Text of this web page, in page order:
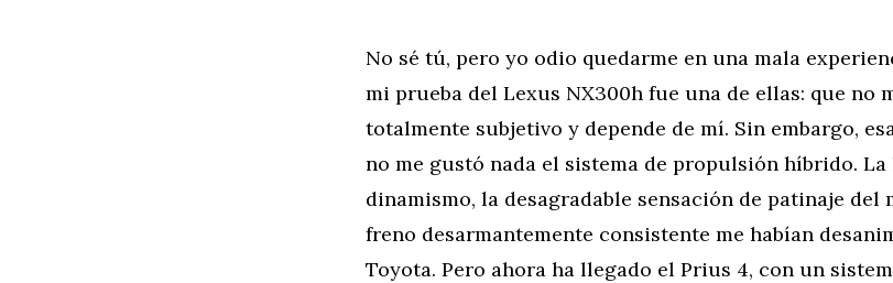
No sé tú, pero yo odio quedarme en una mala
mi prueba del Lexus NX300h fue una de ellas: que no
totalmente subjetivo y depende de mí. Sin embargo,
no me gustó nada el sistema de propulsión híbrido.
dinamismo, la desagradable sensación de patinaje del
freno desarmantemente consistente me habían
Toyota. Pero ahora ha llegado el Prius 4, con un